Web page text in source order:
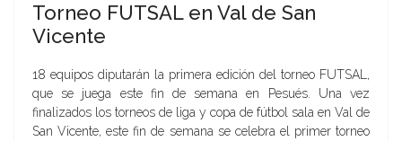
Torneo FUTSAL en Val de San
Vicente
18 equipos diputarán la primera edición del torneo FUTSAL,
que se juega este fin de semana en Pesués. Una vez
finalizados los torneos de liga y copa de fútbol sala en Val de
San Vicente, este fin de semana se celebra el primer torneo